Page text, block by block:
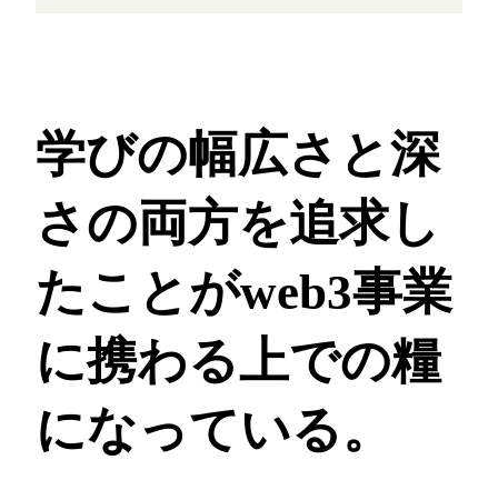
学びの幅広さと深
さの両方を追求し
たことがweb3事業
に携わる上での糧
になっている。